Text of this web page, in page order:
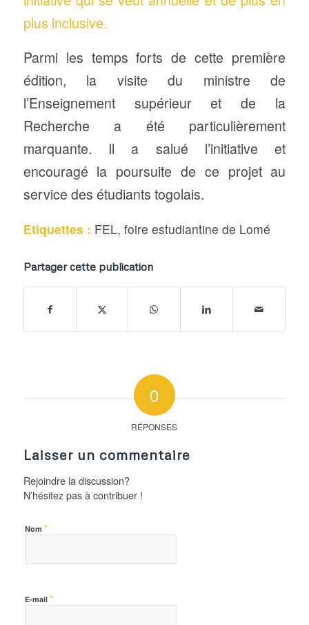
plus inclusive.
Parmi les temps forts de cette première
édition, la visite du ministre de
l’Enseignement supérieur et de la
Recherche a été particulièrement
marquante. Il a salué l’initiative et
encouragé la poursuite de ce projet au
service des étudiants togolais.
Etiquettes : FEL, foire estudiantine de Lomé
Partager cette publication
0
RÉPONSES
Laisser un commentaire
Rejoindre la discussion?
N’hésitez pas à contribuer !
Nom *
E-mail *